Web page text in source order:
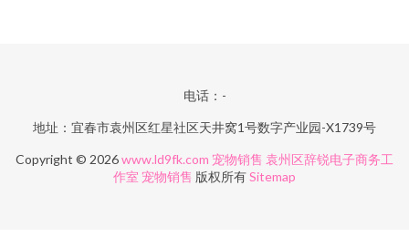
电话：-
地址：宜春市袁州区红星社区天井窝1号数字产业园-X1739号
Copyright © 2026www.ld9fk.com 宠物销售 袁州区辞锐电子商务工
作室 宠物销售 版权所有Sitemap